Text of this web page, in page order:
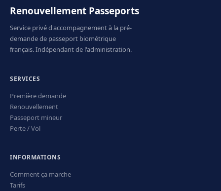
Renouvellement Passeports
Service privé d'accompagnement à la pré-
demande de passeport biométrique
français. Indépendant de l'administration.
SERVICES
Première demande
Renouvellement
Passeport mineur
Perte / Vol
INFORMATIONS
Comment ça marche
Tarifs